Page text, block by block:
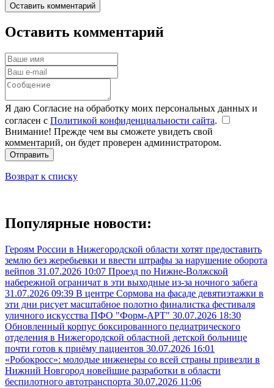
Оставить комментарий
Оставить комментарий
Я даю Согласие на обработку моих персональных данных и
согласен с Политикой конфиденциальности сайта.
Внимание! Прежде чем вы сможете увидеть свой
комментарий, он будет проверен администратором.
Отправить
Возврат к списку
Популярные новости:
Героям России в Нижегородской области хотят предоставить
землю без жеребьевки и ввести штрафы за нарушение оборота
вейпов 31.07.2026 10:07 Проезд по Нижне-Волжской
набережной ограничат в эти выходные из-за ночного забега
31.07.2026 09:39 В центре Сормова на фасаде девятиэтажки в
эти дни рисует масштабное полотно финалистка фестиваля
уличного искусства ПФО "Форм-АРТ" 30.07.2026 18:30
Обновленный корпус боксированного педиатрического
отделения в Нижегородской областной детской больнице
почти готов к приёму пациентов 30.07.2026 16:01
«Робокросс»: молодые инженеры со всей страны привезли в
Нижний Новгород новейшие разработки в области
беспилотного автотранспорта 30.07.2026 11:06